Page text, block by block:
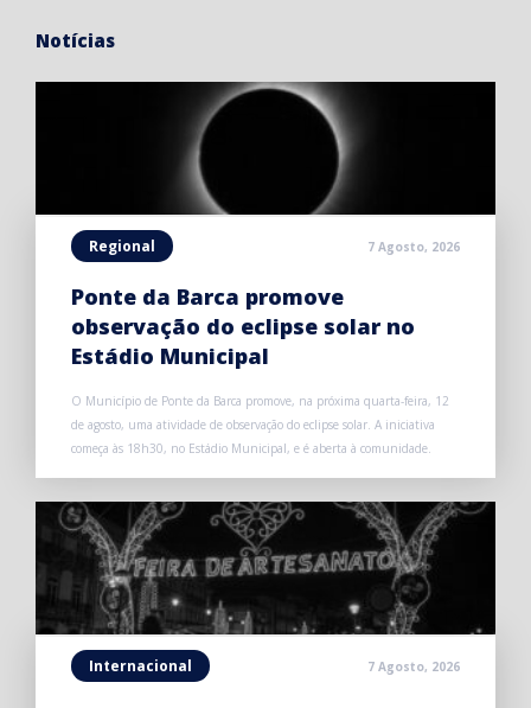
Notícias
Regional 7 Agosto, 2026
Ponte da Barca promove
observação do eclipse solar no
Estádio Municipal
O Município de Ponte da Barca promove, na próxima quarta-feira, 12
de agosto, uma atividade de observação do eclipse solar. A iniciativa
começa às 18h30, no Estádio Municipal, e é aberta à comunidade.
Internacional 7 Agosto, 2026